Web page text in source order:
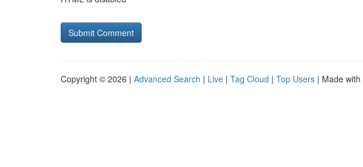
Copyright © 2026 | Advanced Search | Live | Tag Cloud | Top Users | Made with